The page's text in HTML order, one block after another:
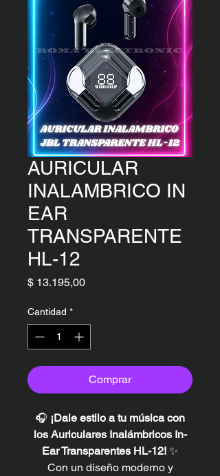
AURICULAR
INALAMBRICO IN
EAR
TRANSPARENTE
HL-12
$ 13.195,00Precio
Cantidad *
Comprar
🎧 ¡Dale estilo a tu música con
los Auriculares Inalámbricos In-
Ear Transparentes HL-12! ✨
Con un diseño moderno y